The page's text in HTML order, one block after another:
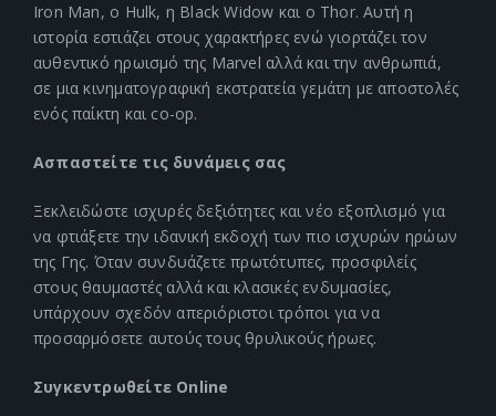
Iron Man, ο Hulk, η Black Widow και ο Thor. Αυτή η
ιστορία εστιάζει στους χαρακτήρες ενώ γιορτάζει τον
αυθεντικό ηρωισμό της Marvel αλλά και την ανθρωπιά,
σε μια κινηματογραφική εκστρατεία γεμάτη με αποστολές
ενός παίκτη και co-op.
Ασπαστείτε τις δυνάμεις σας
Ξεκλειδώστε ισχυρές δεξιότητες και νέο εξοπλισμό για
να φτιάξετε την ιδανική εκδοχή των πιο ισχυρών ηρώων
της Γης. Όταν συνδυάζετε πρωτότυπες, προσφιλείς
στους θαυμαστές αλλά και κλασικές ενδυμασίες,
υπάρχουν σχεδόν απεριόριστοι τρόποι για να
προσαρμόσετε αυτούς τους θρυλικούς ήρωες.
Συγκεντρωθείτε Online